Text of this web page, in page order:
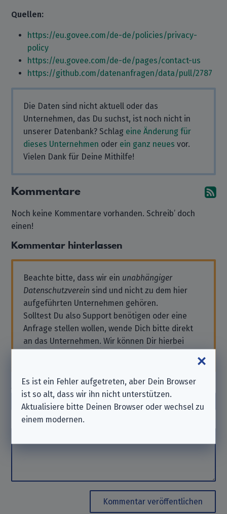
Quellen:
https://eu.govee.com/de-de/policies/privacy-
policy
https://eu.govee.com/de-de/pages/contact-us
https://github.com/datenanfragen/data/pull/2787
Die Daten sind nicht aktuell oder das
Unternehmen, das Du suchst, ist noch nicht in
unserer Datenbank? Schlag eine Änderung für
dieses Unternehmen oder ein ganz neues vor.
Vielen Dank für Deine Mithilfe!
Kommentare
Noch keine Kommentare vorhanden. Schreib’ doch
einen!
Kommentar hinterlassen
Beachte bitte, dass wir ein unabhängiger
Datenschutzverein sind und nicht zu dem hier
aufgeführten Unternehmen gehören.
Solltest Du also Support benötigen oder eine
Anfrage stellen wollen, wende Dich bitte direkt
an das Unternehmen. Wir können Dir hierbei
Autor_in (optional)
Autor_in
Kommentar
Kommentar veröffentlichen
Es ist ein Fehler aufgetreten, aber Dein Browser
ist so alt, dass wir ihn nicht unterstützen.
Aktualisiere bitte Deinen Browser oder wechsel zu
einem modernen.